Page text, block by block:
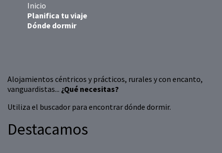
Inicio
Planifica tu viaje
Dónde dormir
Alojamientos céntricos y prácticos, rurales y con encanto,
vanguardistas... ¿Qué necesitas?
Utiliza el buscador para encontrar dónde dormir.
Destacamos